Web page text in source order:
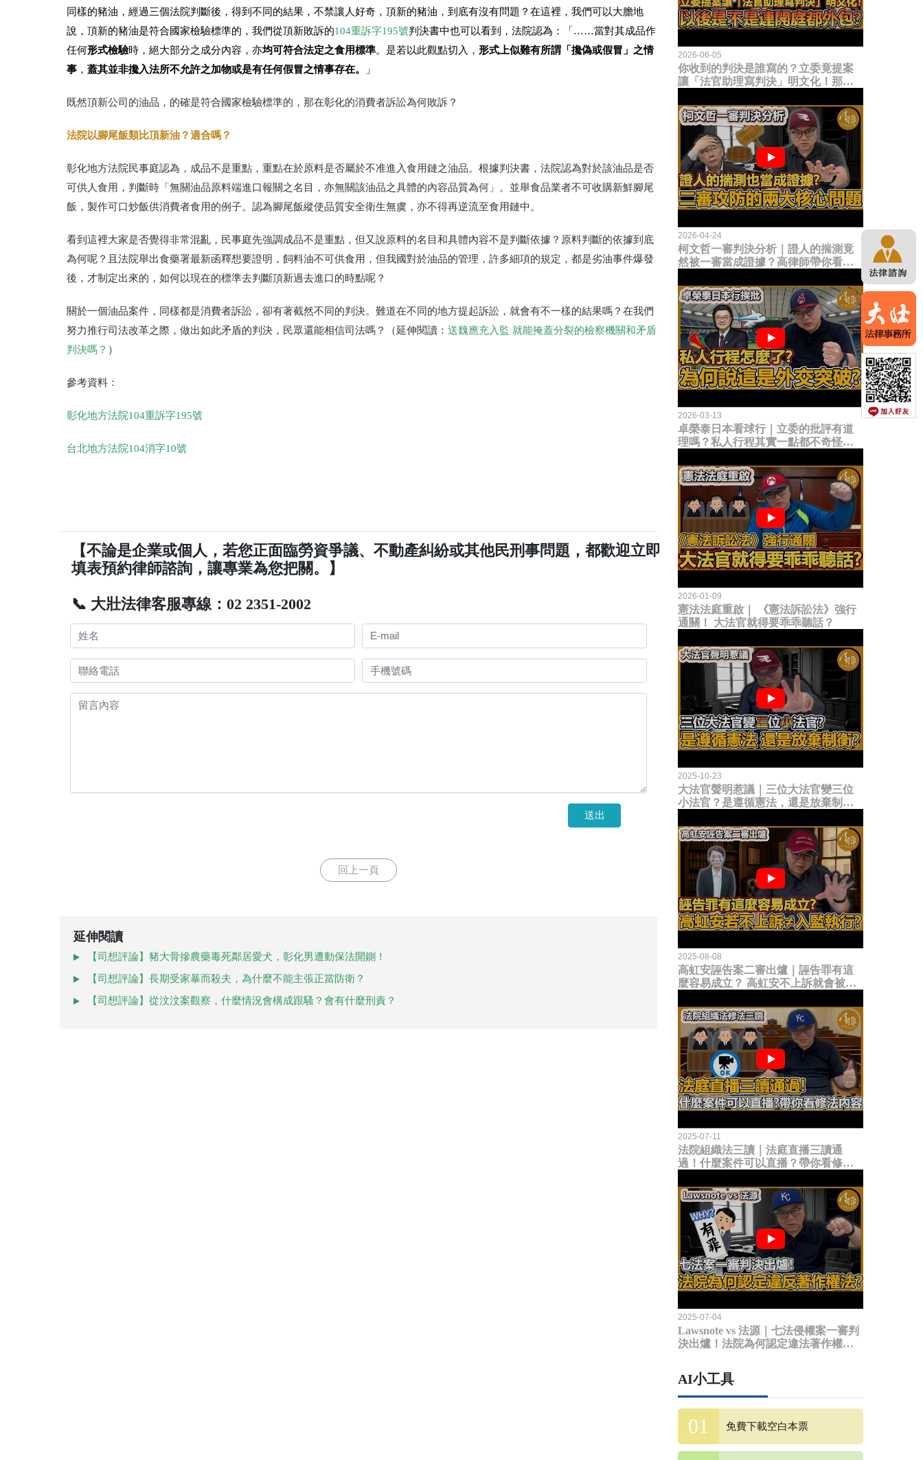
同樣的豬油，經過三個法院判斷後，得到不同的結果，不禁讓人好奇，頂新的豬油，到底有沒有問題？在這裡，我們可以大膽地
說，頂新的豬油是符合國家檢驗標準的，我們從頂新敗訴的104重訴字195號判決書中也可以看到，法院認為：「……當對其成品作
任何形式檢驗時，絕大部分之成分內容，亦均可符合法定之食用標準。是若以此觀點切入， 形式上似難有所謂「攙偽或假冒」之情
事 ， 蓋其並非攙入法所不允許之加物或是有任何假冒之情事存在。 」
既然頂新公司的油品，的確是符合國家檢驗標準的，那在彰化的消費者訴訟為何敗訴？
法院以腳尾飯類比頂新油？適合嗎？
彰化地方法院民事庭認為，成品不是重點，重點在於原料是否屬於不准進入食用鏈之油品。根據判決書，法院認為對於該油品是否
可供人食用，判斷時「無關油品原料端進口報關之名目，亦無關該油品之具體的內容品質為何」。並舉食品業者不可收購新鮮腳尾
飯，製作可口炒飯供消費者食用的例子。認為腳尾飯縱使品質安全衛生無虞，亦不得再逆流至食用鏈中。
看到這裡大家是否覺得非常混亂，民事庭先強調成品不是重點，但又說原料的名目和具體內容不是判斷依據？原料判斷的依據到底
為何呢？且法院舉出食藥署最新函釋想要證明，飼料油不可供食用，但我國對於油品的管理，許多細項的規定，都是劣油事件爆發
後，才制定出來的，如何以現在的標準去判斷頂新過去進口的時點呢？
關於一個油品案件，同樣都是消費者訴訟，卻有著截然不同的判決。難道在不同的地方提起訴訟，就會有不一樣的結果嗎？在我們
努力推行司法改革之際，做出如此矛盾的判決，民眾還能相信司法嗎？（延伸閱讀： 送魏應充入監 就能掩蓋分裂的檢察機關和矛盾
判決嗎？ ）
參考資料：
彰化地方法院104重訴字195號
台北地方法院104消字10號
【不論是企業或個人，若您正面臨勞資爭議、不動產糾紛或其他民刑事問題，都歡迎立即
填表預約律師諮詢，讓專業為您把關。】
📞 大壯法律客服專線：02 2351-2002
送出
回上一頁
延伸閱讀
【司想評論】豬大骨摻農藥毒死鄰居愛犬，彰化男遭動保法開鍘！
【司想評論】長期受家暴而殺夫，為什麼不能主張正當防衛？
【司想評論】從汶汶案觀察，什麼情況會構成跟騷？會有什麼刑責？
2026-06-05
你收到的判決是誰寫的？立委竟提案
讓「法官助理寫判決」明文化！那以
2026-04-24
柯文哲一審判決分析｜證人的揣測竟
然被一審當成證據？高律師帶你看未
2026-03-13
卓榮泰日本看球行｜立委的批評有道
理嗎？私人行程其實一點都不奇怪？
2026-01-09
憲法法庭重啟｜ 《憲法訴訟法》強行
通關！ 大法官就得要乖乖聽話？
2025-10-23
大法官聲明惹議｜三位大法官變三位
小法官？是遵循憲法，還是放棄制衡
2025-08-08
高虹安誣告案二審出爐｜誣告罪有這
麼容易成立？ 高虹安不上訴就會被
2025-07-11
法院組織法三讀｜法庭直播三讀通
過！什麼案件可以直播？帶你看修法
2025-07-04
Lawsnote vs 法源｜七法侵權案一審判
決出爐！法院為何認定違法著作權
AI小工具
免費下載空白本票